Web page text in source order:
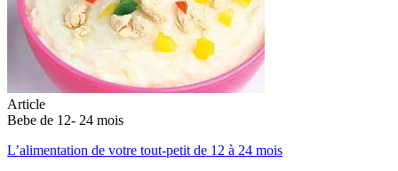
Article
Bebe de 12- 24 mois
L’alimentation de votre tout-petit de 12 à 24 mois